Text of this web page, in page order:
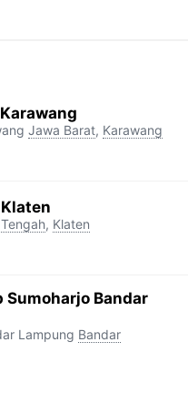
Jawa Barat, Karawang
, Klaten
Sumoharjo Bandar
Lampung Bandar